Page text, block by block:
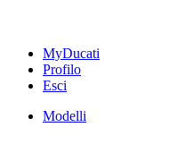
MyDucati
Profilo
Esci
Modelli